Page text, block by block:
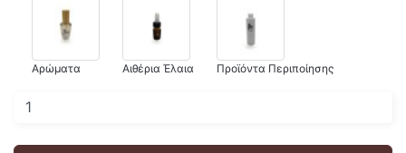
Αρώματα Αιθέρια Έλαια Προϊόντα Περιποίησης